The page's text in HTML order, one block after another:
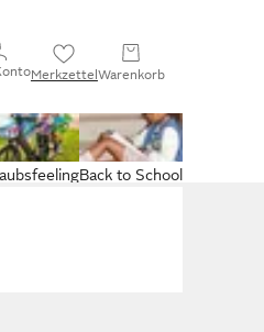
MerkzettelWarenkorb
Back to School